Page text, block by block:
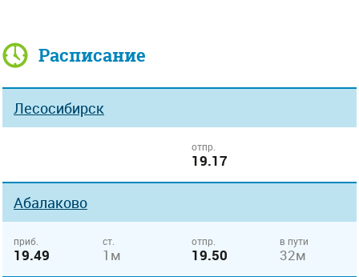
Расписание
Лесосибирск
отпр.
19.17
Абалаково
приб.
19.49
ст.
1м
отпр.
19.50
в пути
32м